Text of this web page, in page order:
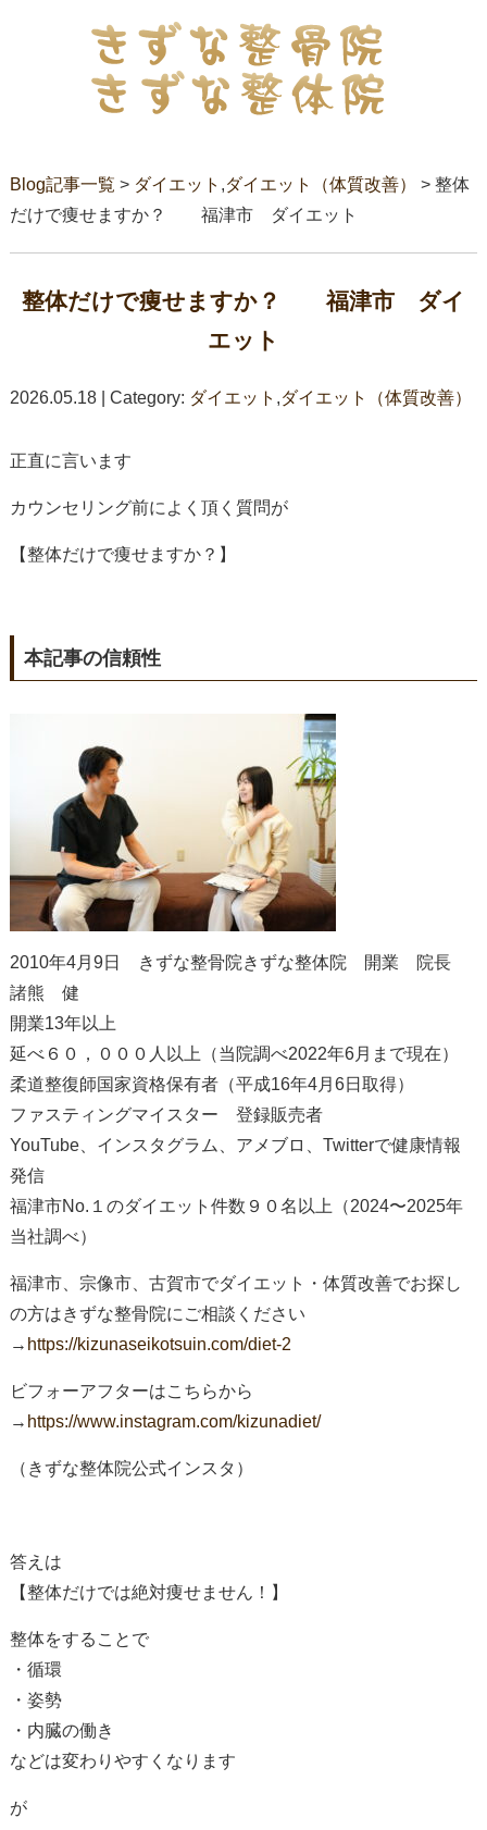
Blog記事一覧 > ダイエット ,ダイエット（体質改善）
> 整体
だけで痩せますか？ 福津市 ダイエット
整体だけで痩せますか？ 福津市 ダイ
エット
2026.05.18 | Category: ダイエット ,ダイエット（体質改善）
正直に言います
カウンセリング前によく頂く質問が
【整体だけで痩せますか？】
本記事の信頼性
2010年4月9日 きずな整骨院きずな整体院 開業 院長
諸熊 健
開業13年以上
延べ６０，０００人以上（当院調べ2022年6月まで現在）
柔道整復師国家資格保有者（平成16年4月6日取得）
ファスティングマイスター 登録販売者
YouTube、インスタグラム、アメブロ、Twitterで健康情報
発信
福津市No.１のダイエット件数９０名以上（2024〜2025年
当社調べ）
福津市、宗像市、古賀市でダイエット・体質改善でお探し
の方はきずな整骨院にご相談ください
→ https://kizunaseikotsuin.com/diet-2
ビフォーアフターはこちらから
→ https://www.instagram.com/kizunadiet/
（きずな整体院公式インスタ）
答えは
【整体だけでは絶対痩せません！】
整体をすることで
・循環
・姿勢
・内臓の働き
などは変わりやすくなります
が